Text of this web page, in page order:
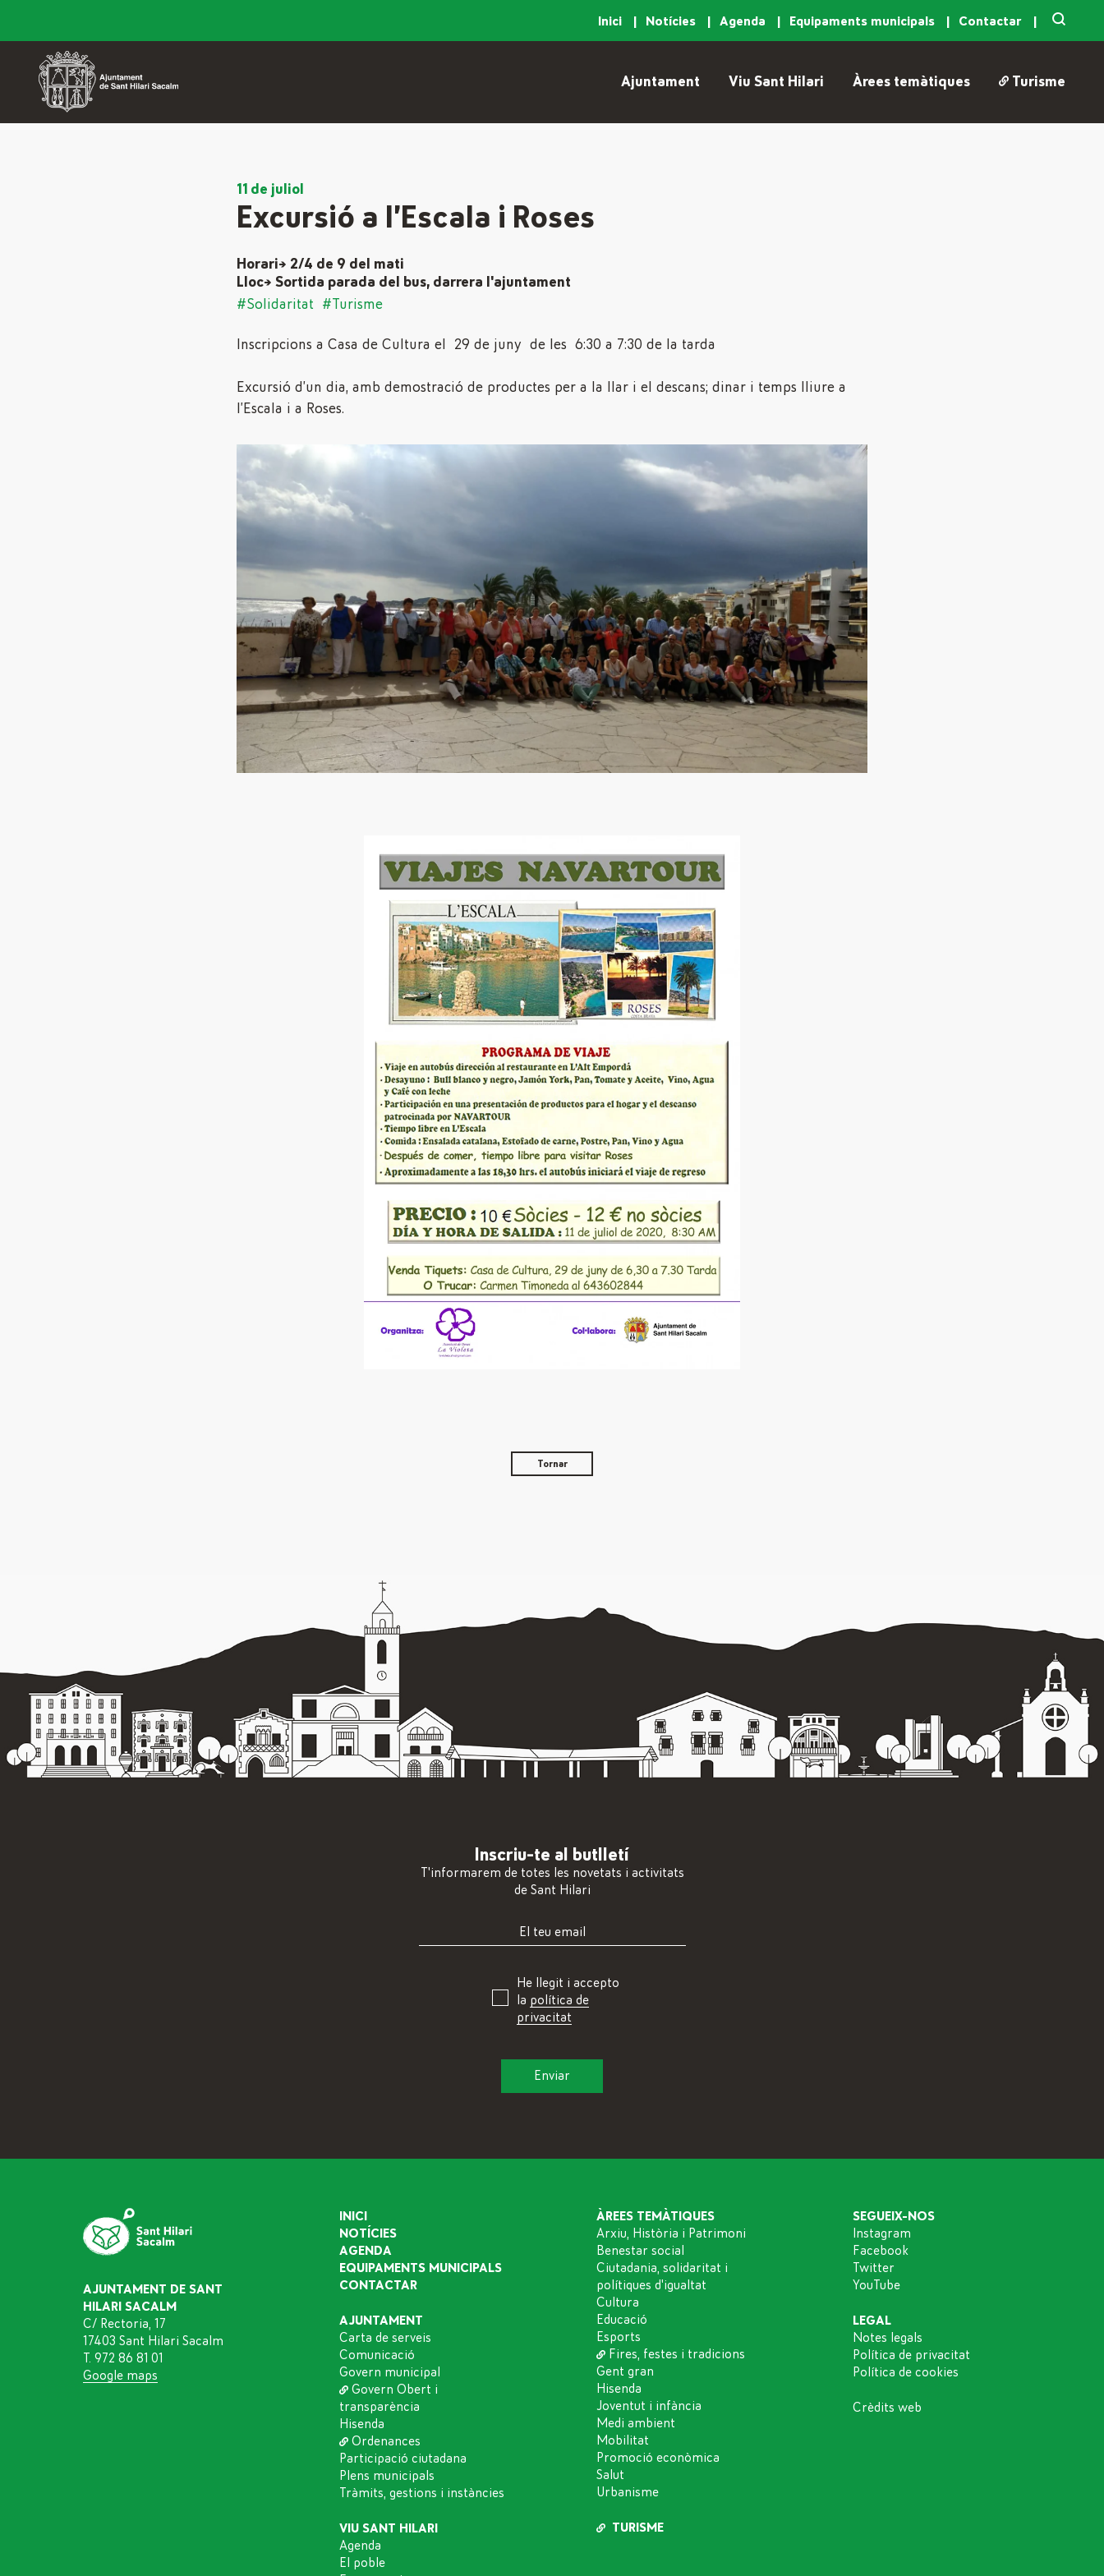
Inici Notícies Agenda Equipaments municipals Contactar
Ajuntament Viu Sant Hilari Àrees temàtiques Turisme
11 de juliol
Excursió a l’Escala i Roses
Horari→ 2/4 de 9 del mati
Lloc→ Sortida parada del bus, darrera l'ajuntament
#Solidaritat
#Turisme
Inscripcions a Casa de Cultura el 29 de juny de les 6:30 a 7:30 de la tarda
Excursió d’un dia, amb demostració de productes per a la llar i el descans; dinar i temps lliure a
l’Escala i a Roses.
Tornar
Inscriu-te al butlletí
T'informarem de totes les novetats i activitats
de Sant Hilari
He llegit i accepto
la política de
privacitat
AJUNTAMENT DE SANT
HILARI SACALM
C/ Rectoria, 17
17403 Sant Hilari Sacalm
T. 972 86 81 01
Google maps
INICI
NOTÍCIES
AGENDA
EQUIPAMENTS MUNICIPALS
CONTACTAR
AJUNTAMENT
Carta de serveis
Comunicació
Govern municipal
Govern Obert i
transparència
Hisenda
Ordenances
Participació ciutadana
Plens municipals
Tràmits, gestions i instàncies
VIU SANT HILARI
Agenda
El poble
ÀREES TEMÀTIQUES
Arxiu, Història i Patrimoni
Benestar social
Ciutadania, solidaritat i
polítiques d'igualtat
Cultura
Educació
Esports
Fires, festes i tradicions
Gent gran
Hisenda
Joventut i infància
Medi ambient
Mobilitat
Promoció econòmica
Salut
Urbanisme
TURISME
SEGUEIX-NOS
Instagram
Facebook
Twitter
YouTube
LEGAL
Notes legals
Política de privacitat
Política de cookies
Crèdits web